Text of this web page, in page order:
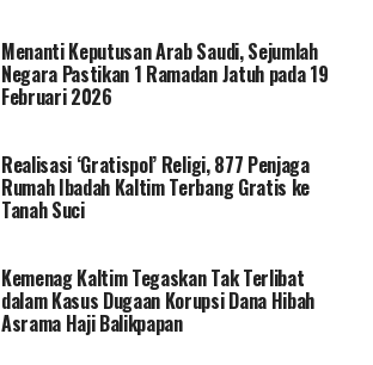
Menanti Keputusan Arab Saudi, Sejumlah
Negara Pastikan 1 Ramadan Jatuh pada 19
Februari 2026
Realisasi ‘Gratispol’ Religi, 877 Penjaga
Rumah Ibadah Kaltim Terbang Gratis ke
Tanah Suci
Kemenag Kaltim Tegaskan Tak Terlibat
dalam Kasus Dugaan Korupsi Dana Hibah
Asrama Haji Balikpapan